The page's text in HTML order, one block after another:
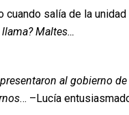
cuando salía de la unidad
Maltes…
al gobierno de
… –Lucía